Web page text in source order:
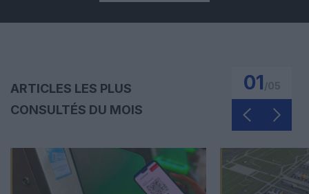
ARTICLES LES PLUS
CONSULTÉS DU MOIS
01